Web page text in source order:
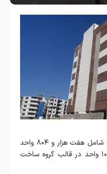
، تعداد شامل هفت هزار و ۸۰۴ واحد
در قالب انبوه‌سازی و سه هزار و ۱۰۰ واحد در قالب گروه ساخت